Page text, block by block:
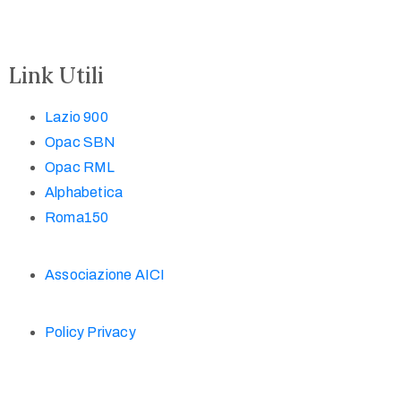
Link Utili
Lazio 900
Opac SBN
Opac RML
Alphabetica
Roma150
Associazione AICI
Policy Privacy